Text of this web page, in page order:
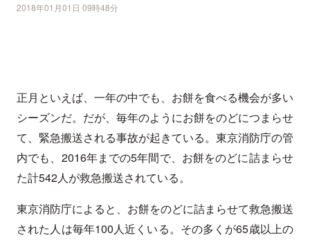
2018年01月01日 09時48分
正月といえば、一年の中でも、お餅を食べる機会が多い
シーズンだ。だが、毎年のようにお餅をのどにつまらせ
て、緊急搬送される事故が起きている。東京消防庁の管
内でも、2016年までの5年間で、お餅をのどに詰まらせ
た計542人が救急搬送されている。
東京消防庁によると、お餅をのどに詰まらせて救急搬送
された人は毎年100人近くいる。その多くが65歳以上の